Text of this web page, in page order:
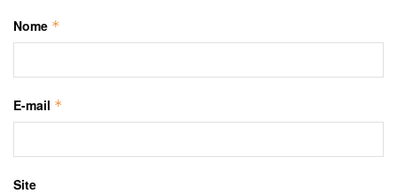
Nome *
E-mail *
Site